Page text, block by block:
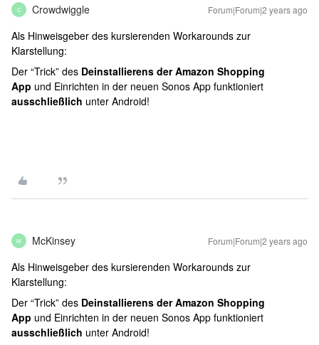
C Crowdwiggle Forum|Forum|2 years ago
Als Hinweisgeber des kursierenden Workarounds zur
Klarstellung:
Der “Trick” des Deinstallierens der Amazon Shopping
App und Einrichten in der neuen Sonos App funktioniert
ausschließlich unter Android!
M McKinsey Forum|Forum|2 years ago
Als Hinweisgeber des kursierenden Workarounds zur
Klarstellung:
Der “Trick” des Deinstallierens der Amazon Shopping
App und Einrichten in der neuen Sonos App funktioniert
ausschließlich unter Android!